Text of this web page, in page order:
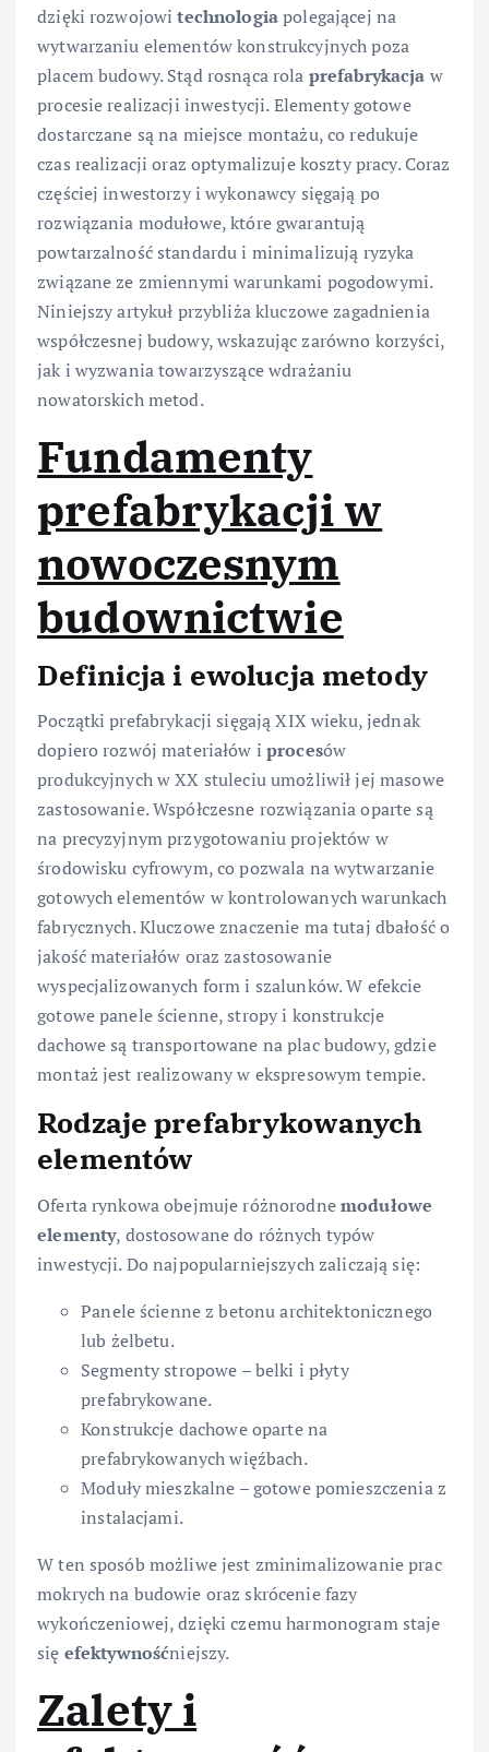
dzięki rozwojowitechnologiapolegającej na
wytwarzaniu elementów konstrukcyjnych poza
placem budowy. Stąd rosnąca rola prefabrykacja w
procesie realizacji inwestycji. Elementy gotowe
dostarczane są na miejsce montażu, co redukuje
czas realizacji oraz optymalizuje koszty pracy. Coraz
częściej inwestorzy i wykonawcy sięgają po
rozwiązania modułowe, które gwarantują
powtarzalność standardu i minimalizują ryzyka
związane ze zmiennymi warunkami pogodowymi.
Niniejszy artykuł przybliża kluczowe zagadnienia
współczesnej budowy, wskazując zarówno korzyści,
jak i wyzwania towarzyszące wdrażaniu
nowatorskich metod.
Fundamenty
prefabrykacji w
nowoczesnym
budownictwie
Definicja i ewolucja metody
Początki prefabrykacji sięgają XIX wieku, jednak
dopiero rozwój materiałów iprocesów
produkcyjnych w XX stuleciu umożliwił jej masowe
zastosowanie. Współczesne rozwiązania oparte są
na precyzyjnym przygotowaniu projektów w
środowisku cyfrowym, co pozwala na wytwarzanie
gotowych elementów w kontrolowanych warunkach
fabrycznych. Kluczowe znaczenie ma tutaj dbałość o
jakość materiałów oraz zastosowanie
wyspecjalizowanych form i szalunków. W efekcie
gotowe panele ścienne, stropy i konstrukcje
dachowe są transportowane na plac budowy, gdzie
montaż jest realizowany w ekspresowym tempie.
Rodzaje prefabrykowanych
elementów
Oferta rynkowa obejmuje różnorodnemodułowe
elementy, dostosowane do różnych typów
inwestycji. Do najpopularniejszych zaliczają się:
Panele ścienne z betonu architektonicznego
lub żelbetu.
Segmenty stropowe – belki i płyty
prefabrykowane.
Konstrukcje dachowe oparte na
prefabrykowanych więźbach.
Moduły mieszkalne – gotowe pomieszczenia z
instalacjami.
W ten sposób możliwe jest zminimalizowanie prac
mokrych na budowie oraz skrócenie fazy
wykończeniowej, dzięki czemu harmonogram staje
się efektywnośćniejszy.
Zalety i